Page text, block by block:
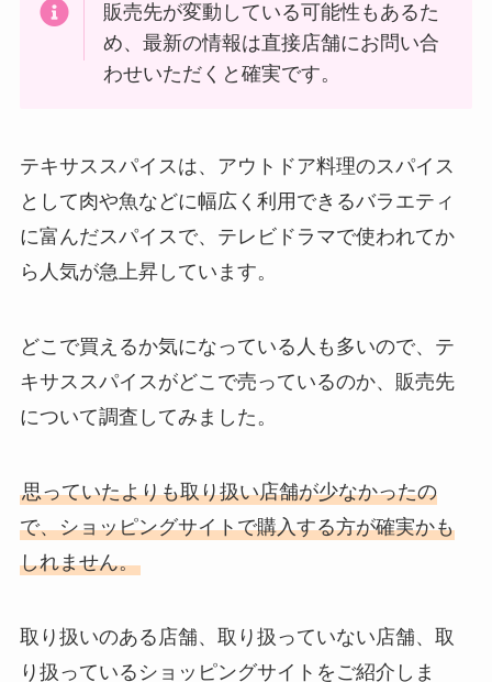
販売先が変動している可能性もあるた
め、最新の情報は直接店舗にお問い合
わせいただくと確実です。
テキサススパイスは、アウトドア料理のスパイス
として肉や魚などに幅広く利用できるバラエティ
に富んだスパイスで、テレビドラマで使われてか
ら人気が急上昇しています。
どこで買えるか気になっている人も多いので、テ
キサススパイスがどこで売っているのか、販売先
について調査してみました。
思っていたよりも取り扱い店舗が少なかったの
で、ショッピングサイトで購入する方が確実かも
しれません。
取り扱いのある店舗、取り扱っていない店舗、取
り扱っているショッピングサイトをご紹介しま